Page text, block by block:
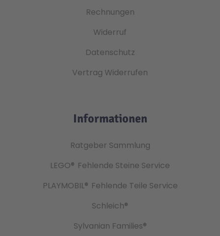
Rechnungen
Widerruf
Datenschutz
Vertrag Widerrufen
Informationen
Ratgeber Sammlung
LEGO® Fehlende Steine Service
PLAYMOBIL® Fehlende Teile Service
Schleich®
Sylvanian Families®